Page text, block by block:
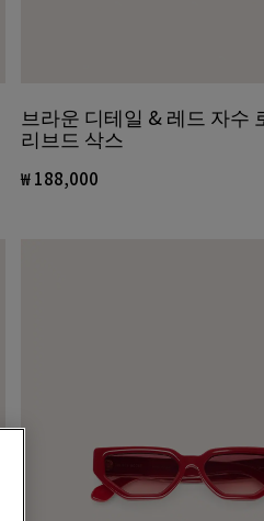
브라운 디테일 & 레드 자수
리브드 삭스
₩ 188,000